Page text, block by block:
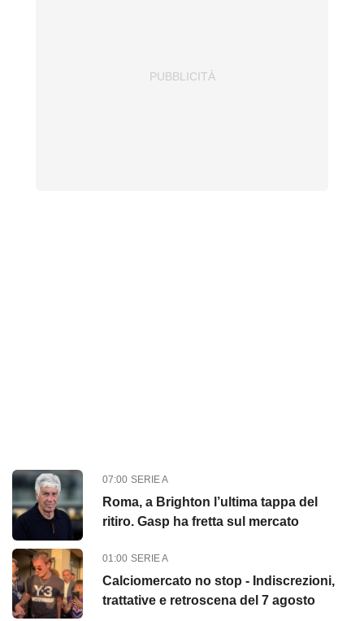
07:00 SERIE A
Roma, a Brighton l’ultima tappa del
ritiro. Gasp ha fretta sul mercato
01:00 SERIE A
Calciomercato no stop - Indiscrezioni,
trattative e retroscena del 7 agosto